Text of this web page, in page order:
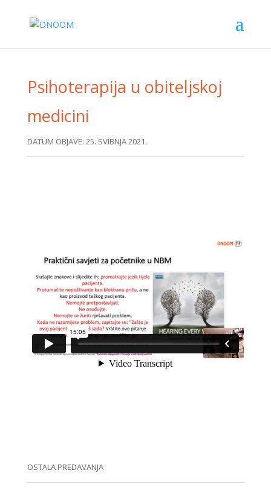
Psihoterapija u obiteljskoj
medicini
DATUM OBJAVE: 25. SVIBNJA 2021.
OSTALA PREDAVANJA